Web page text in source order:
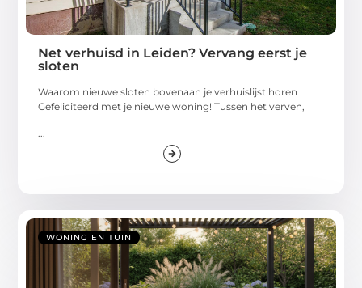
Net verhuisd in Leiden? Vervang eerst je
sloten
Waarom nieuwe sloten bovenaan je verhuislijst horen
Gefeliciteerd met je nieuwe woning! Tussen het verven,
WONING EN TUIN